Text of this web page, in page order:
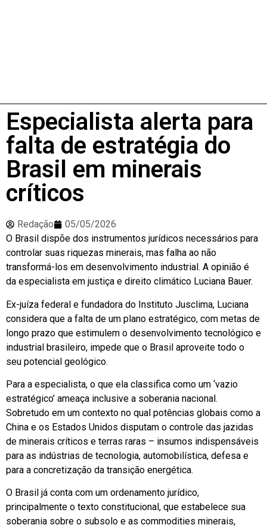
Especialista alerta para
falta de estratégia do
Brasil em minerais
críticos
Redação
05/05/2026
O Brasil dispõe dos instrumentos jurídicos necessários para
controlar suas riquezas minerais, mas falha ao não
transformá-los em desenvolvimento industrial. A opinião é
da especialista em justiça e direito climático Luciana Bauer.
Ex-juíza federal e fundadora do Instituto Jusclima, Luciana
considera que a falta de um plano estratégico, com metas de
longo prazo que estimulem o desenvolvimento tecnológico e
industrial brasileiro, impede que o Brasil aproveite todo o
seu potencial geológico.
Para a especialista, o que ela classifica como um ‘vazio
estratégico’ ameaça inclusive a soberania nacional.
Sobretudo em um contexto no qual potências globais como a
China e os Estados Unidos disputam o controle das jazidas
de minerais críticos e terras raras – insumos indispensáveis
para as indústrias de tecnologia, automobilística, defesa e
para a concretização da transição energética.
O Brasil já conta com um ordenamento jurídico,
principalmente o texto constitucional, que estabelece sua
soberania sobre o subsolo e as commodities minerais,